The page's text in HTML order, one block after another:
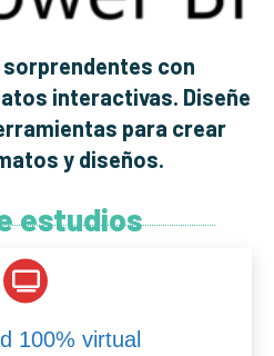
con
interactivas. Diseñe
para crear
y diseños.
estudios
100% virtual